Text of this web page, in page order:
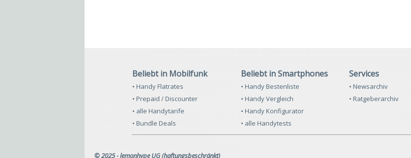
Beliebt in Mobilfunk
• Handy Flatrates
• Prepaid / Discounter
• alle Handytarife
• Bundle Deals
Beliebt in Smartphones
• Handy Bestenliste
• Handy Vergleich
• Handy Konfigurator
• alle Handytests
Services
• Newsarchiv
• Ratgeberarchiv
© 2025 - lemonhype UG (haftungsbeschränkt)